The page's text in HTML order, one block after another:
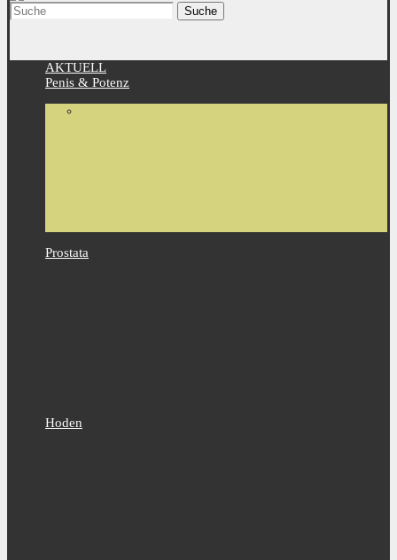
Suche
AKTUELL
Penis & Potenz
Prostata
Hoden